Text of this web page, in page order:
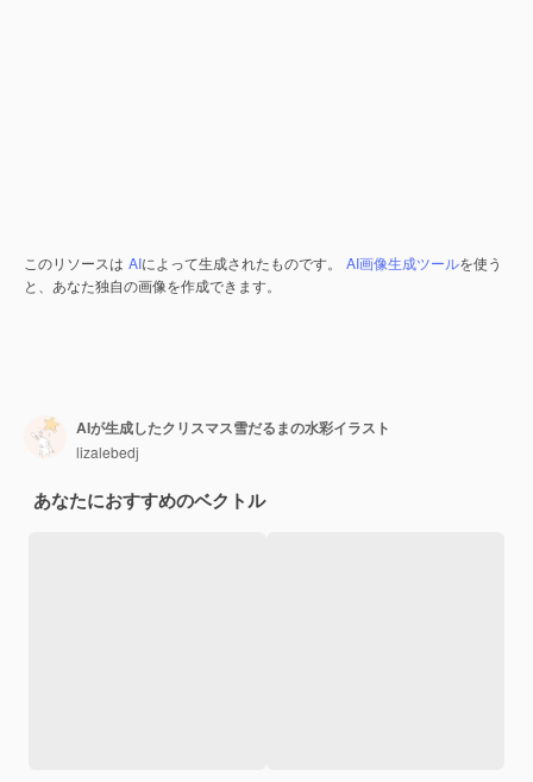
このリソースは AIによって生成されたものです。 AI画像生成ツールを使う
と、あなた独自の画像を作成できます。
AIが生成したクリスマス雪だるまの水彩イラスト
lizalebedj
あなたにおすすめのベクトル